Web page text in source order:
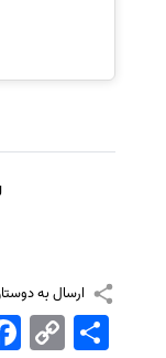
ارسال به
Copy
Link
اشتراک